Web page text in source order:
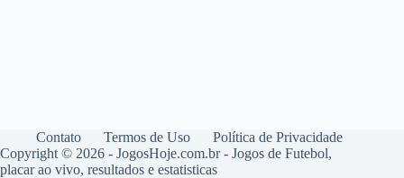
Contato Termos de Uso
Política de Privacidade
Copyright © 2026 - JogosHoje.com.br - Jogos de Futebol,
placar ao vivo, resultados e estatisticas